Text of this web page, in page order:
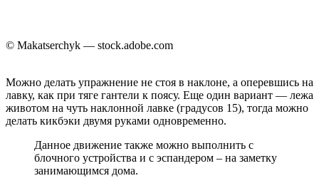
© Makatserchyk — stock.adobe.com
Можно делать упражнение не стоя в наклоне, а оперевшись на
лавку, как при тяге гантели к поясу. Еще один вариант — лежа
животом на чуть наклонной лавке (градусов 15), тогда можно
делать кикбэки двумя руками одновременно.
Данное движение также можно выполнить с
блочного устройства и с эспандером – на заметку
занимающимся дома.